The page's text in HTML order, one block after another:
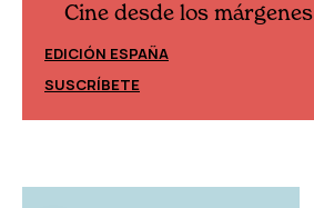
Cine desde los márgenes
EDICIÓN ESPAÑA
SUSCRÍBETE